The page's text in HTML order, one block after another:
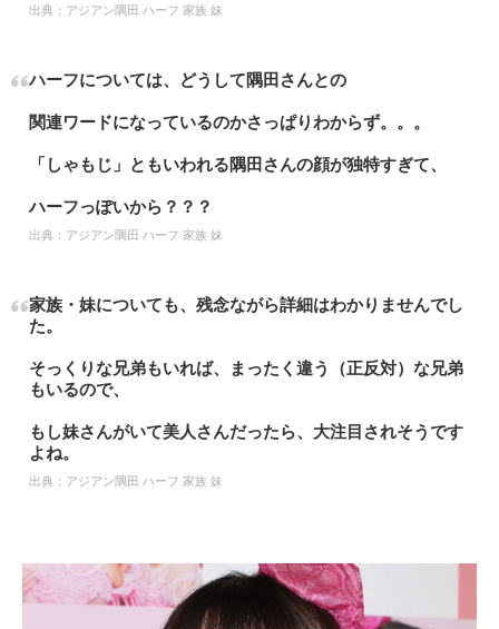
出典： アジアン隅田 ハーフ 家族 妹
ハーフについては、どうして隅田さんとの
関連ワードになっているのかさっぱりわからず。。。
「しゃもじ」ともいわれる隅田さんの顔が独特すぎて、
ハーフっぽいから？？？
出典： アジアン隅田 ハーフ 家族 妹
家族・妹についても、残念ながら詳細はわかりませんでし
た。
そっくりな兄弟もいれば、まったく違う（正反対）な兄弟
もいるので、
もし妹さんがいて美人さんだったら、大注目されそうです
よね。
出典： アジアン隅田 ハーフ 家族 妹